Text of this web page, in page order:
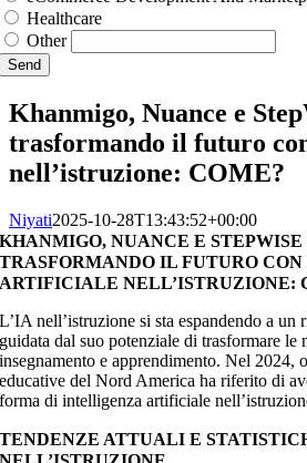
Healthcare
Other
Send
Khanmigo, Nuance e
trasformando il futuro
nell’istruzione: COME?
Niyati2025-10-28T13:43:52+00:00
KHANMIGO, NUANCE E STEPWISE
TRASFORMANDO IL FUTURO
ARTIFICIALE NELL’ISTRUZIONE:
L’IA nell’istruzione si sta espandendo a un
guidata dal suo potenziale di trasformare
insegnamento e apprendimento. Nel 2024,
educative del Nord America ha riferito di
forma di intelligenza artificiale
TENDENZE ATTUALI E